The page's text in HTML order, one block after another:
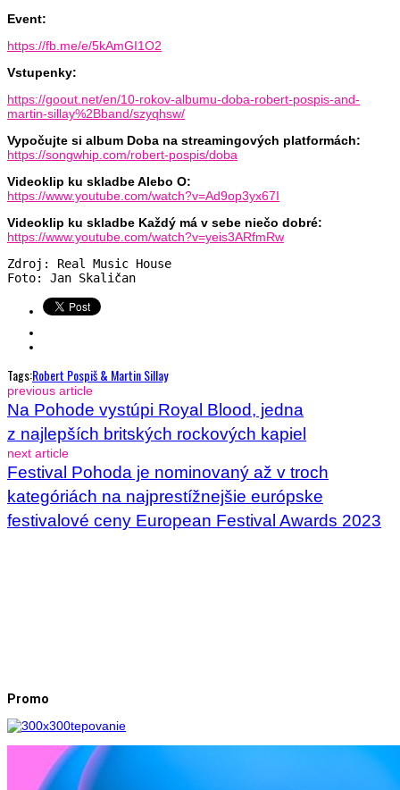
Event:
https://fb.me/e/5kAmGI1O2
Vstupenky:
https://goout.net/en/10-rokov-albumu-doba-robert-pospis-and-
martin-sillay%2Bband/szyqhsw/
Vypočujte si album Doba na streamingových platformách:
https://songwhip.com/robert-pospis/doba
Videoklip ku skladbe Alebo O:
https://www.youtube.com/watch?v=Ad9op3yx67I
Videoklip ku skladbe Každý má v sebe niečo dobré:
https://www.youtube.com/watch?v=yeis3ARfmRw
Zdroj: Real Music House
Foto: Jan Skaličan
Tags:Robert Pospiš & Martin Sillay
previous article
Na Pohode vystúpi Royal Blood, jedna
z najlepších britských rockových kapiel
next article
Festival Pohoda je nominovaný až v troch
kategóriách na najprestížnejšie európske
festivalové ceny European Festival Awards 2023
Promo